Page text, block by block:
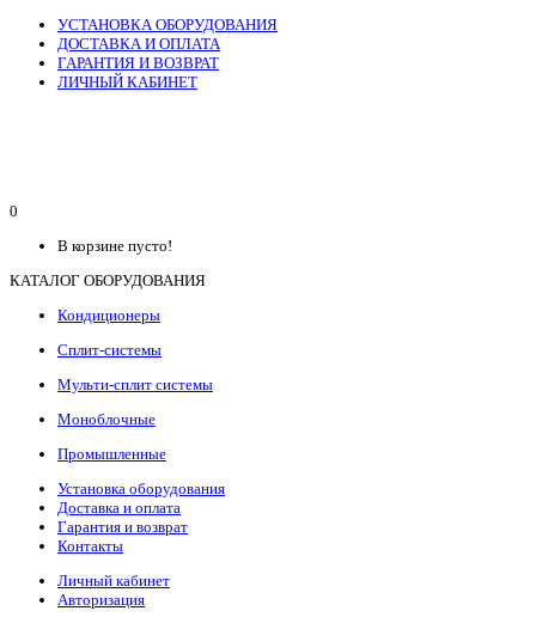
УСТАНОВКА ОБОРУДОВАНИЯ
ДОСТАВКА И ОПЛАТА
ГАРАНТИЯ И ВОЗВРАТ
ЛИЧНЫЙ КАБИНЕТ
0
В корзине пусто!
КАТАЛОГ ОБОРУДОВАНИЯ
Кондиционеры
Сплит-системы
Мульти-сплит системы
Моноблочные
Промышленные
Установка оборудования
Доставка и оплата
Гарантия и возврат
Контакты
Личный кабинет
Авторизация